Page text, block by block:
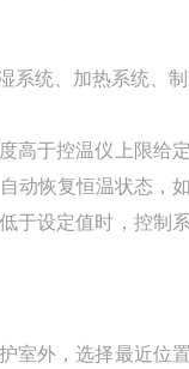
系统、加热系统、
高于控温仪上限
动恢复恒温状态，
于设定值时，控
室外，选择最近